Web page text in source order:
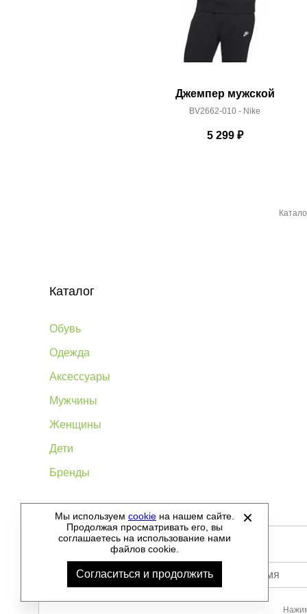
Джемпер мужской
BV2662-010 - Nike
5 299₽
Каталог
Обувь
Одежда
Аксессуары
Мужчины
Женщины
Дети
Бренды
©2012-2026 - Sellgroup.ru - все права защищены.
Мы используем cookie на нашем сайте.
Продолжая просматривать его, вы
соглашаетесь на использование нами
файлов cookie.
Согласиться и продолжить Ваше имя